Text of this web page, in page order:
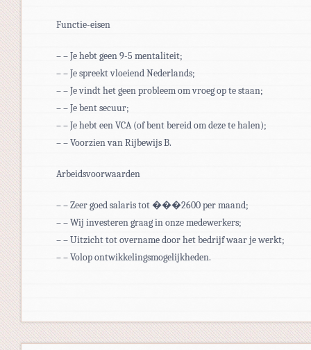
Functie-eisen
– – Je hebt geen 9-5 mentaliteit;
– – Je spreekt vloeiend Nederlands;
– – Je vindt het geen probleem om vroeg op te staan;
– – Je bent secuur;
– – Je hebt een VCA (of bent bereid om deze te halen);
– – Voorzien van Rijbewijs B.
Arbeidsvoorwaarden
– – Zeer goed salaris tot ���2600 per maand;
– – Wij investeren graag in onze medewerkers;
– – Uitzicht tot overname door het bedrijf waar je werkt;
– – Volop ontwikkelingsmogelijkheden.